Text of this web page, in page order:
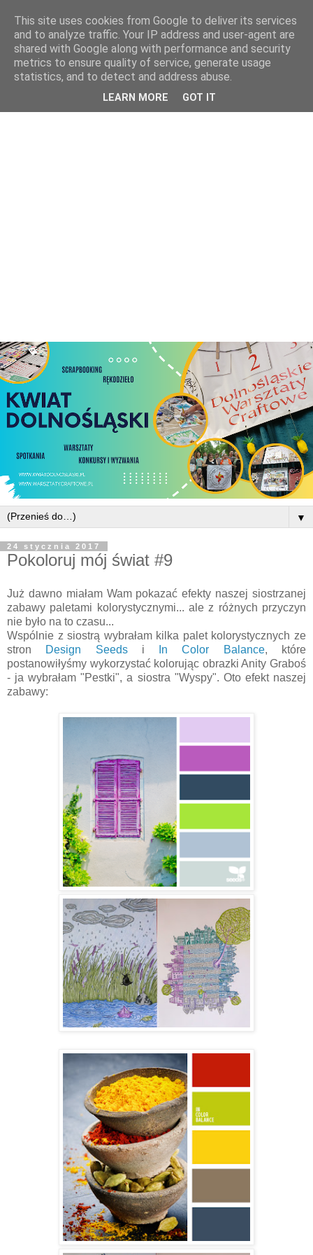
▼
24 stycznia 2017
Pokoloruj mój świat #9
Już dawno miałam Wam pokazać efekty naszej siostrzanej
zabawy paletami kolorystycznymi... ale z różnych przyczyn
nie było na to czasu...
Wspólnie z siostrą wybrałam kilka palet kolorystycznych ze
stron
Design Seedsi In Color Balance, które
postanowiłyśmy wykorzystać kolorując obrazki Anity Graboś
- ja wybrałam "Pestki", a siostra "Wyspy". Oto efekt naszej
zabawy:
This site uses cookies from Google to deliver its services
and to analyze traffic. Your IP address and user-agent are
shared with Google along with performance and security
metrics to ensure quality of service, generate usage
statistics, and to detect and address abuse.
LEARN MORE GOT IT